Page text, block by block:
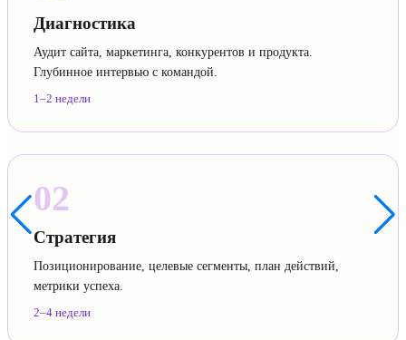
Диагностика
Аудит сайта, маркетинга, конкурентов и продукта.
Глубинное интервью с командой.
1–2 недели
02
Стратегия
Позиционирование, целевые сегменты, план действий,
метрики успеха.
2–4 недели